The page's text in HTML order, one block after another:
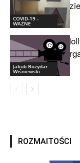
COVID-19 -
WAŻNE
Jakub Bożydar
Wiśniewski
ROZMAITOŚCI